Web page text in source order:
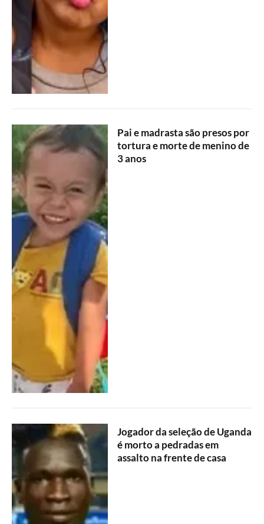
Pai e madrasta são presos por
tortura e morte de menino de
3 anos
Jogador da seleção de Uganda
é morto a pedradas em
assalto na frente de casa